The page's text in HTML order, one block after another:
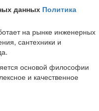
данных Политика
на рынке инженерных
сантехники и
основой философии
и качественное